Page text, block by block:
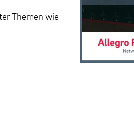
Themen wie